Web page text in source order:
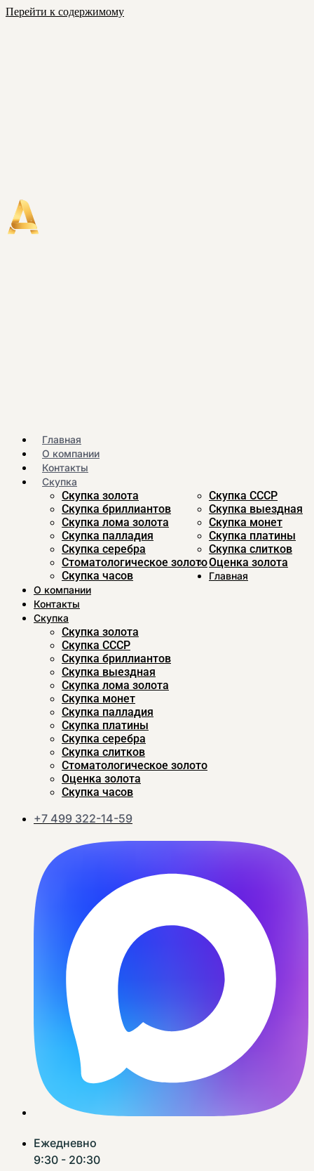
Перейти к содержимому
Главная
О компании
Контакты
Скупка
Скупка золота
Скупка CCСР
Скупка бриллиантов
Скупка выездная
Скупка лома золота
Скупка монет
Скупка палладия
Скупка платины
Скупка серебра
Скупка слитков
Стоматологическое золотоОценка золота
Скупка часов
Главная
О компании
Контакты
Скупка
Скупка золота
Скупка CCСР
Скупка бриллиантов
Скупка выездная
Скупка лома золота
Скупка монет
Скупка палладия
Скупка платины
Скупка серебра
Скупка слитков
Стоматологическое золото
Оценка золота
Скупка часов
+7 499 322-14-59
Ежедневно
9:30 - 20:30